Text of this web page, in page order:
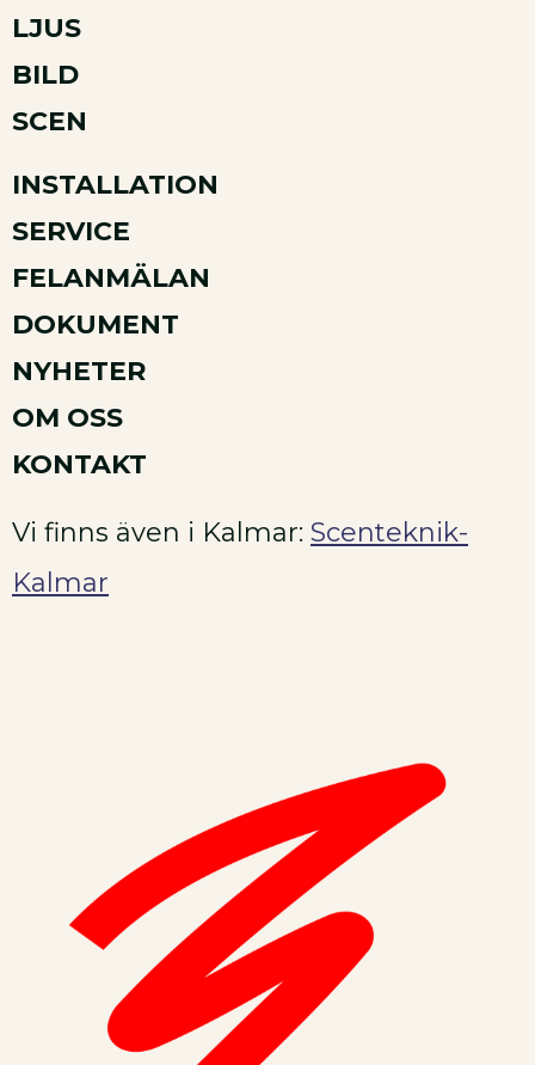
LJUS
BILD
SCEN
INSTALLATION
SERVICE
FELANMÄLAN
DOKUMENT
NYHETER
OM OSS
KONTAKT
Vi finns även i Kalmar: Scenteknik-
Kalmar